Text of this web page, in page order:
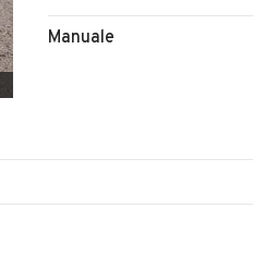
Manuale